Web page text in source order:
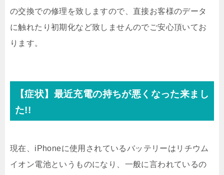
の交換での修理を致しますので、直接お客様のデータ
に触れたり初期化など致しませんのでご安心頂いてお
ります。
【症状】最近充電の持ちが悪くなった来まし
た!!
現在、iPhoneに使用されているバッテリーはリチウム
イオン電池というものになり、一般に言われているの